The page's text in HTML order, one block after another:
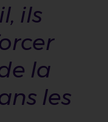
ils
la
les